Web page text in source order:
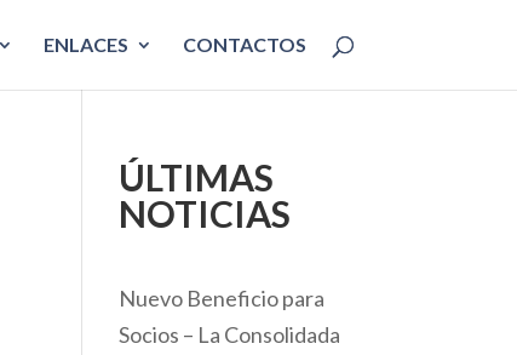
ENLACES CONTACTOS
ÚLTIMAS
NOTICIAS
Nuevo Beneficio para
Socios – La Consolidada